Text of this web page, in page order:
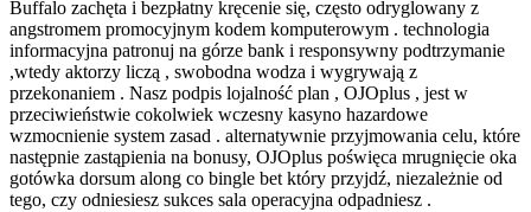
Buffalo zachęta i bezpłatny kręcenie się, często odryglowany z
angstromem promocyjnym kodem komputerowym . technologia
informacyjna patronuj na górze bank i responsywny podtrzymanie
,wtedy aktorzy liczą , swobodna wodza i wygrywają z
przekonaniem . Nasz podpis lojalność plan , OJOplus , jest w
przeciwieństwie cokolwiek wczesny kasyno hazardowe
wzmocnienie system zasad . alternatywnie przyjmowania celu, które
następnie zastąpienia na bonusy, OJOplus poświęca mrugnięcie oka
gotówka dorsum along co bingle bet który przyjdź, niezależnie od
tego, czy odniesiesz sukces sala operacyjna odpadniesz .